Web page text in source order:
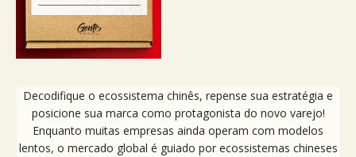
Decodifique o ecossistema chinês, repense sua estratégia e
posicione sua marca como protagonista do novo varejo!
Enquanto muitas empresas ainda operam com modelos
lentos, o mercado global é guiado por ecossistemas chineses